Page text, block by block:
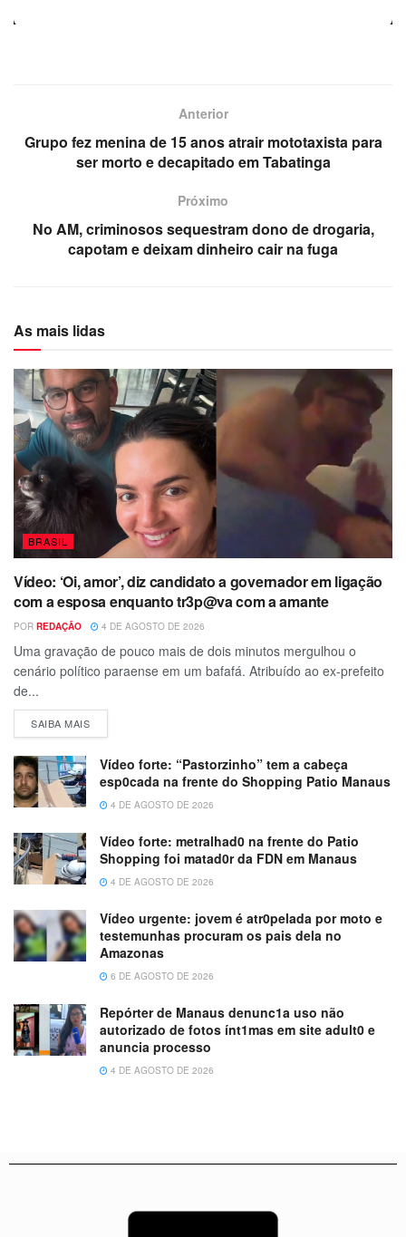
Anterior
Grupo fez menina de 15 anos atrair mototaxista para
ser morto e decapitado em Tabatinga
Próximo
No AM, criminosos sequestram dono de drogaria,
capotam e deixam dinheiro cair na fuga
As mais lidas
BRASIL
Vídeo: ‘Oi, amor’, diz candidato a governador em ligação
com a esposa enquanto tr3p@va com a amante
POR REDAÇÃO 4 DE AGOSTO DE 2026
Uma gravação de pouco mais de dois minutos mergulhou o
cenário político paraense em um bafafá. Atribuído ao ex-prefeito
de...
SAIBA MAIS
Vídeo forte: “Pastorzinho” tem a cabeça
esp0cada na frente do Shopping Patio Manaus
4 DE AGOSTO DE 2026
Vídeo forte: metralhad0 na frente do Patio
Shopping foi matad0r da FDN em Manaus
4 DE AGOSTO DE 2026
Vídeo urgente: jovem é atr0pelada por moto e
testemunhas procuram os pais dela no
Amazonas
6 DE AGOSTO DE 2026
Repórter de Manaus denunc1a uso não
autorizado de fotos ínt1mas em site adult0 e
anuncia processo
4 DE AGOSTO DE 2026